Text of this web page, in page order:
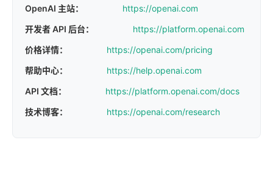
OpenAI 主站：
https://openai.com
开发者 API 后台：
https://platform.openai.com
价格详情：
https://openai.com/pricing
帮助中心：
https://help.openai.com
API 文档：
https://platform.openai.com/docs
技术博客：
https://openai.com/research